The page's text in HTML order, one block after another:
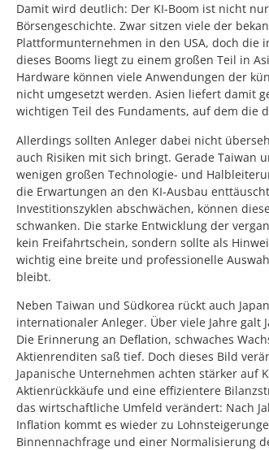
Damit wird deutlich: Der KI-Boom ist nicht
Börsengeschichte. Zwar sitzen viele der
Plattformunternehmen in den USA, doch die
dieses Booms liegt zu einem großen Teil in
Hardware können viele Anwendungen der
nicht umgesetzt werden. Asien liefert damit
wichtigen Teil des Fundaments, auf dem die
Allerdings sollten Anleger dabei nicht
auch Risiken mit sich bringt. Gerade Taiwan
wenigen großen Technologie- und
die Erwartungen an den KI-Ausbau
Investitionszyklen abschwächen, können
schwanken. Die starke Entwicklung der
kein Freifahrtschein, sondern sollte als
wichtig eine breite und professionelle
bleibt.
Neben Taiwan und Südkorea rückt auch
internationaler Anleger. Über viele Jahre galt
Die Erinnerung an Deflation, schwaches
Aktienrenditen saß tief. Doch dieses Bild
Japanische Unternehmen achten stärker auf
Aktienrückkäufe und eine effizientere
das wirtschaftliche Umfeld verändert: Nach
Inflation kommt es wieder zu
Binnennachfrage und einer Normalisierung